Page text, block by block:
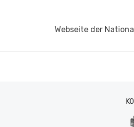
Nächster
Webseite der